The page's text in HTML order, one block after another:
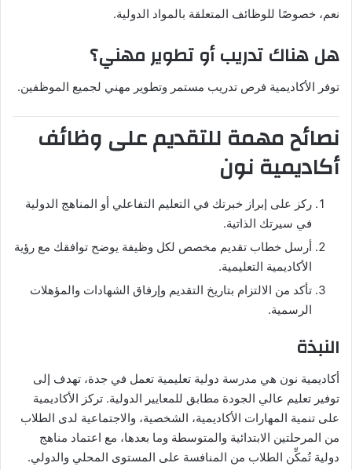
نعم، خصوصًا للوظائف المتعلقة بالمواد الدولية.
هل هناك تدريب أو تطوير مهني؟
توفر الأكاديمية فرص تدريب مستمر وتطوير مهني لجميع الموظفين.
نصائح مهمة للتقديم على وظائف
أكاديمية نون
ركز على إبراز خبرتك في التعليم التفاعلي أو المناهج الدولية
في سيرتك الذاتية.
أرسل خطاب تقديم مخصص لكل وظيفة يوضح توافقك مع رؤية
الأكاديمية التعليمية.
تأكد من الالتزام بتاريخ التقديم وإرفاق الشهادات والمؤهلات
الرسمية.
النبذة
أكاديمية نون هي مدرسة دولية تعليمية تعمل في جدة، تهدف إلى
توفير تعليم عالي الجودة مطابق للمعايير الدولية. تركز الأكاديمية
على تنمية المهارات الأكاديمية، الشخصية، والاجتماعية لدى الطلاب
من المرحلتين الابتدائية والمتوسطة وما بعدها، مع اعتماد مناهج
دولية تُمكِّن الطلاب من المنافسة على المستوى المحلي والدولي.